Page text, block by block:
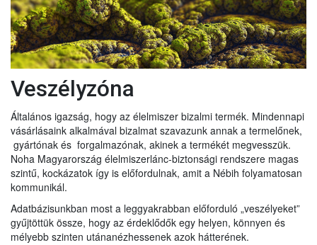
Veszélyzóna
Általános igazság, hogy az élelmiszer bizalmi termék. Mindennapi
vásárlásaink alkalmával bizalmat szavazunk annak a termelőnek,
gyártónak és forgalmazónak, akinek a termékét megvesszük.
Noha Magyarország élelmiszerlánc-biztonsági rendszere magas
szintű, kockázatok így is előfordulnak, amit a Nébih folyamatosan
kommunikál.
Adatbázisunkban most a leggyakrabban előforduló „veszélyeket”
gyűjtöttük össze, hogy az érdeklődők egy helyen, könnyen és
mélyebb szinten utánanézhessenek azok hátterének.